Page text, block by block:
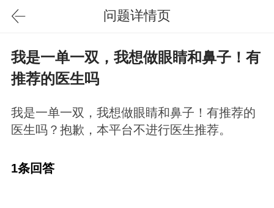
问题详情页
我是一单一双，我想做眼睛和鼻子！有
推荐的医生吗
我是一单一双，我想做眼睛和鼻子！有推荐的
医生吗？抱歉，本平台不进行医生推荐。
1条回答